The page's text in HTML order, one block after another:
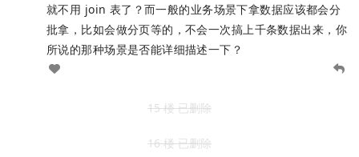
就不用 join 表了？而一般的业务场景下拿数据应该都会分
批拿，比如会做分页等的，不会一次搞上千条数据出来，你
所说的那种场景是否能详细描述一下？
15 楼 已删除
16 楼 已删除